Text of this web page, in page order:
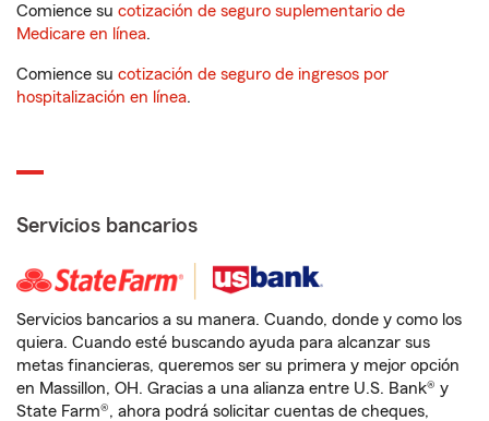
Comience su cotización de seguro suplementario de
Medicare en línea.
Comience su cotización de seguro de ingresos por
hospitalización en línea.
Servicios bancarios
Servicios bancarios a su manera. Cuando, donde y como los
quiera. Cuando esté buscando ayuda para alcanzar sus
metas financieras, queremos ser su primera y mejor opción
en Massillon, OH. Gracias a una alianza entre U.S. Bank® y
State Farm®, ahora podrá solicitar cuentas de cheques,